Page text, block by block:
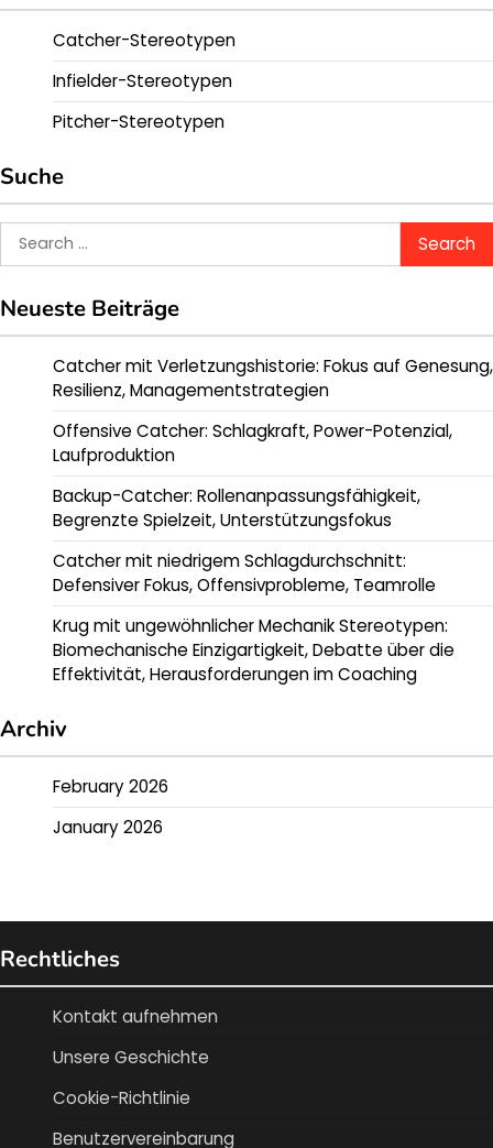
Catcher-Stereotypen
Infielder-Stereotypen
Pitcher-Stereotypen
Suche
Search
for:
Neueste Beiträge
Catcher mit Verletzungshistorie: Fokus auf Genesung,
Resilienz, Managementstrategien
Offensive Catcher: Schlagkraft, Power-Potenzial,
Laufproduktion
Backup-Catcher: Rollenanpassungsfähigkeit,
Begrenzte Spielzeit, Unterstützungsfokus
Catcher mit niedrigem Schlagdurchschnitt:
Defensiver Fokus, Offensivprobleme, Teamrolle
Krug mit ungewöhnlicher Mechanik Stereotypen:
Biomechanische Einzigartigkeit, Debatte über die
Effektivität, Herausforderungen im Coaching
Archiv
February 2026
January 2026
Rechtliches
Kontakt aufnehmen
Unsere Geschichte
Cookie-Richtlinie
Benutzervereinbarung